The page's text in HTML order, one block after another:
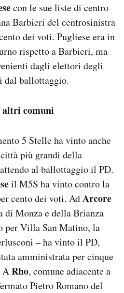
con le sue liste di centro
Barbieri del centrosinistra
dei voti. Pugliese era in
rispetto a Barbieri, ma
dagli elettori degli
dal ballottaggio.
altri comuni
5 Stelle ha vinto anche
più grandi della
al ballottaggio il PD.
il M5S ha vinto contro la
cento dei voti. AdArcore
di Monza e della Brianza
per Villa San Matino, la
– ha vinto il PD,
amministrata per cinque
ARho, comune adiacente a
Pietro Romano del